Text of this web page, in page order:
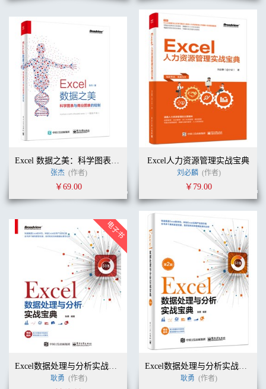
Excel 数据之美：科学图表与商业图表的绘制（全彩）
张杰 (作者)
￥69.00
Excel人力资源管理实战宝典
刘必麟 (作者)
￥79.00
Excel数据处理与分析实战宝典
耿勇 (作者)
Excel数据处理与分析实战宝典（第2版）
耿勇 (作者)